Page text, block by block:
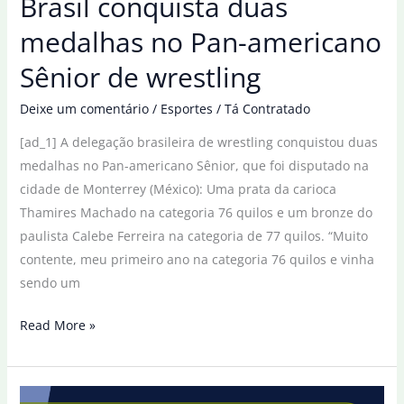
medalhas no Pan-americano
Sênior de wrestling
Deixe um comentário / Esportes / Tá Contratado
[ad_1] A delegação brasileira de wrestling conquistou duas
medalhas no Pan-americano Sênior, que foi disputado na
cidade de Monterrey (México): Uma prata da carioca
Thamires Machado na categoria 76 quilos e um bronze do
paulista Calebe Ferreira na categoria de 77 quilos. “Muito
contente, meu primeiro ano na categoria 76 quilos e vinha
sendo um
Brasil
duas
medalhas
Read More »